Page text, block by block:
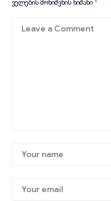
ველების მონიშვნის ნიშანი *